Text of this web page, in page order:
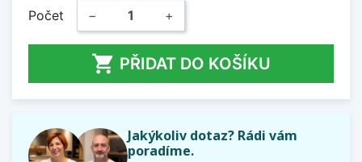
Počet − +
 PŘIDAT DO KOŠÍKU
Jakýkoliv dotaz? Rádi vám
poradíme.